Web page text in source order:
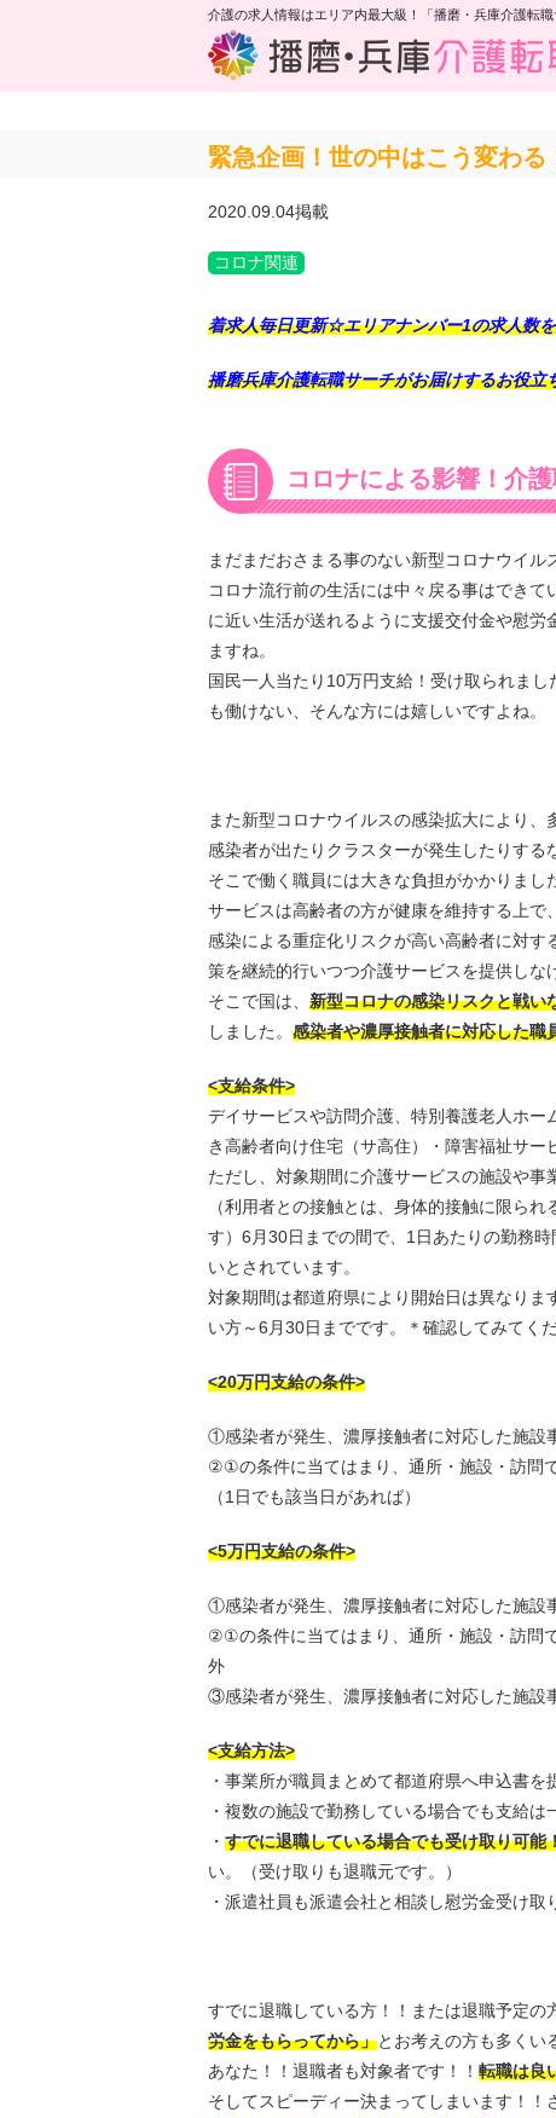
介護の求人情報はエリア内最大級！「播磨・兵庫介護転職
緊急企画！世の中はこう変わ
2020.09.04掲載
コロナ関連
着求人毎日更新☆エリアナンバー1の求人数
播磨兵庫介護転職サーチがお届けするお役立
コロナによる影響！介
まだまだおさまる事のない新型コロナウイル
コロナ流行前の生活には中々戻る事はできて
に近い生活が送れるように支援交付金や慰労
ますね。
国民一人当たり10万円支給！受け取られまし
も働けない、そんな方には嬉しいですよね。
また新型コロナウイルスの感染拡大により、
感染者が出たりクラスターが発生したりする
そこで働く職員には大きな負担がかかりまし
サービスは高齢者の方が健康を維持する上で
感染による重症化リスクが高い高齢者に対
策を継続的行いつつ介護サービスを提供しな
そこで国は、 新型コロナの感染リスクと戦い
しました。 感染者や濃厚接触者に対応した職
<支給条件>
デイサービスや訪問介護、特別養護老人ホ
き高齢者向け住宅（サ高住）・障害福祉サー
ただし、対象期間に介護サービスの施設や事
（利用者との接触とは、身体的接触に限ら
す）6月30日までの間で、1日あたりの勤務
いとされています。
対象期間は都道府県により開始日は異なり
い方～6月30日までです。＊確認してみてく
<20万円支給の条件>
①感染者が発生、濃厚接触者に対応した施設
②①の条件に当てはまり、通所・施設・訪問
（1日でも該当日があれば）
<5万円支給の条件>
①感染者が発生、濃厚接触者に対応した施設
②①の条件に当てはまり、通所・施設・訪問
外
③感染者が発生、濃厚接触者に対応した施設
<支給方法>
・事業所が職員まとめて都道府県へ申込書を
・複数の施設で勤務している場合でも支給は
・ すでに退職している場合でも受け取り可能
い。（受け取りも退職元です。）
・派遣社員も派遣会社と相談し慰労金受け取
すでに退職している方！！または退職予定の
労金をもらってから」とお考えの方も多くい
あなた！！退職者も対象者です！！ 転職は良
そしてスピーディー決まってしまいます！